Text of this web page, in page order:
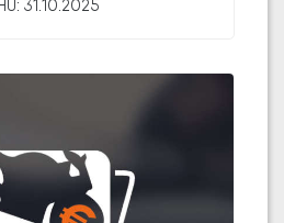
31.10.2025